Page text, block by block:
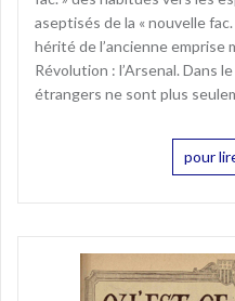
aseptisés de la « nouvelle
hérité de l’ancienne emprise
Révolution : l’Arsenal. Dans
étrangers ne sont plus
pour